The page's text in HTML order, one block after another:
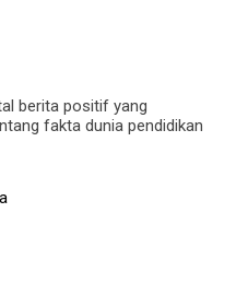
berita positif yang
fakta dunia pendidikan